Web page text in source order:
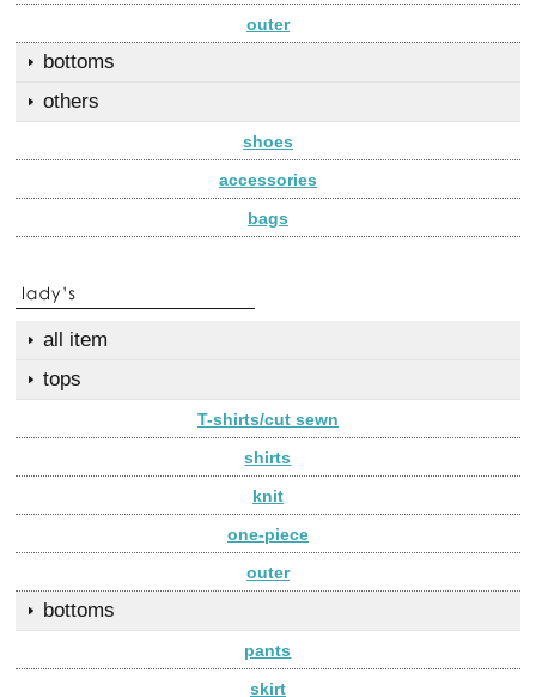
outer
bottoms
others
shoes
accessories
bags
all item
tops
T-shirts/cut sewn
shirts
knit
one-piece
outer
bottoms
pants
skirt